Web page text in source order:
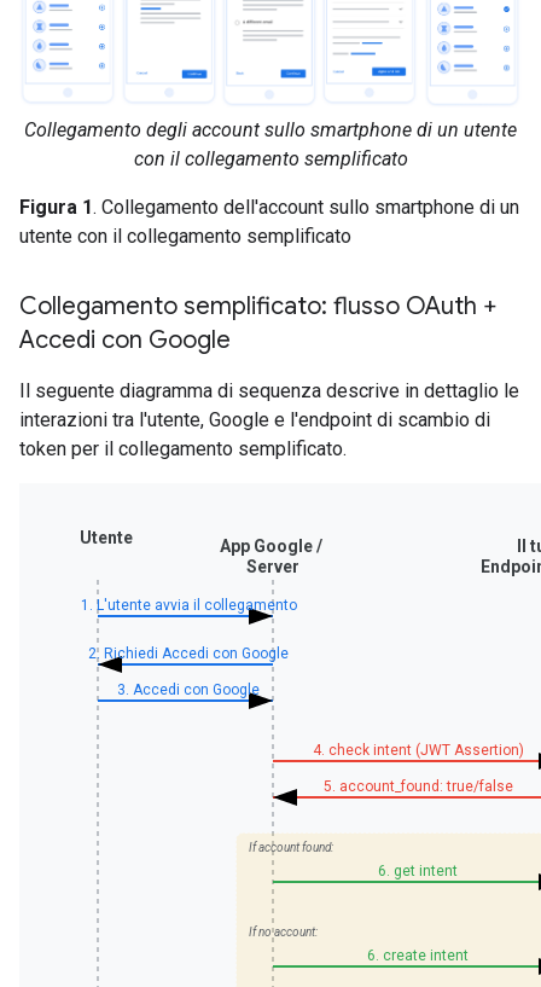
Collegamento degli account sullo smartphone di un utente
con il collegamento semplificato
Figura 1. Collegamento dell'account sullo smartphone di un
utente con il collegamento semplificato
Collegamento semplificato: flusso OAuth +
Accedi con Google
Il seguente diagramma di sequenza descrive in dettaglio le
interazioni tra l'utente, Google e l'endpoint di scambio di
token per il collegamento semplificato.
Utente
App Google /
Server
Il
1. L'utente avvia il collegamento
2. Richiedi Accedi con Google
3. Accedi con Google
4. check intent (JWT Assertion)
5. account_found: true/false
If account found:
6. get intent
If no account:
6. create intent